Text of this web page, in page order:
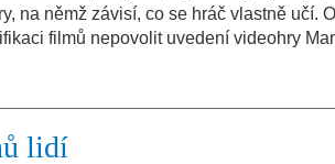
na němž závisí, co se hráč vlastně učí.
filmů nepovolit uvedení videohry
lidí